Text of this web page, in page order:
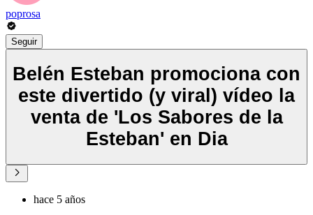
poprosa
Seguir
Belén Esteban promociona con
este divertido (y viral) vídeo la
venta de 'Los Sabores de la
Esteban' en Dia
hace 5 años